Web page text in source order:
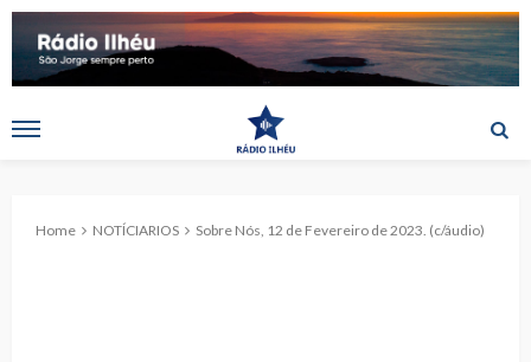
Home NOTÍCIARIOS Sobre Nós, 12 de Fevereiro de 2023. (c/áudio)